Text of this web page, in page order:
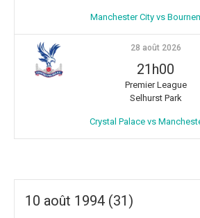
Manchester City vs
28 août 2026
21h00
Premier League
Selhurst Park
Crystal Palace vs
10 août 1994 (31)